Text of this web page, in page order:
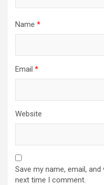
Name *
Email *
Website
Save my name, email,
next time I comment.